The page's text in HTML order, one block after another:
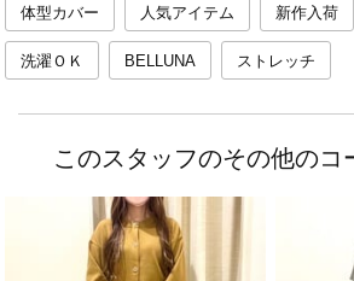
体型カバー 人気アイテム 新作入荷
洗濯ＯＫ BELLUNA ストレッチ
このスタッフのその他のコ